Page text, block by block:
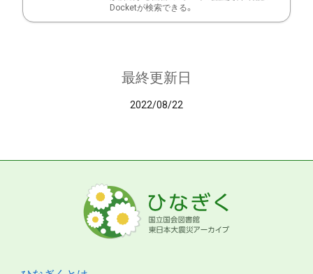
Docketが検索できる。
最終更新日
2022/08/22